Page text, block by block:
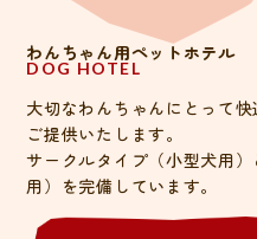
わんちゃん用ペットホテル
DOG HOTEL
大切なわんちゃんにとって
ご提供いたします。
サークルタイプ（小型犬用
用）を完備しています。